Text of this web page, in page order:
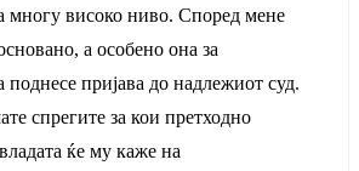
многу високо ниво. Според мене
а особено она за
поднесе пријава до надлежиот суд.
спрегите за кои претходно
ќе му каже на